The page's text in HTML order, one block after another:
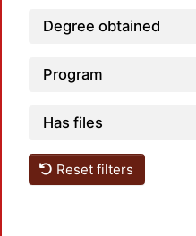
Degree obtained
Program
Has files
Reset filters